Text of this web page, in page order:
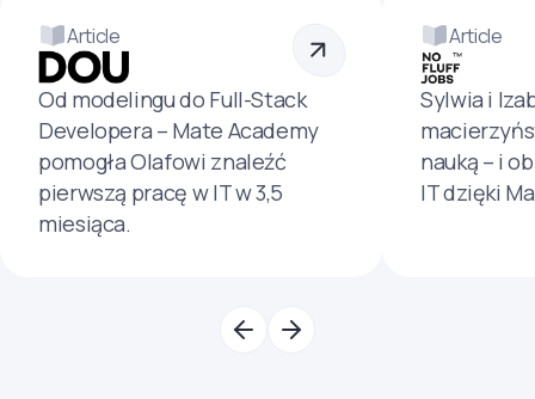
Article
Od modelingu do Full-Stack
Developera – Mate Academy
pomogła Olafowi znaleźć
pierwszą pracę w IT w 3,5
miesiąca.
Article
Sylwia i
nauką – i
IT dzięki